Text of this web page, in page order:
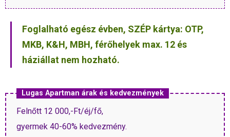
Foglalható egész évben, SZÉP kártya: OTP,
MKB, K&H, MBH, férőhelyek max. 12 és
háziállat nem hozható.
Lugas Apartman árak és kedvezmények
Felnőtt 12 000,-Ft/éj/fő,
gyermek 40-60% kedvezmény.